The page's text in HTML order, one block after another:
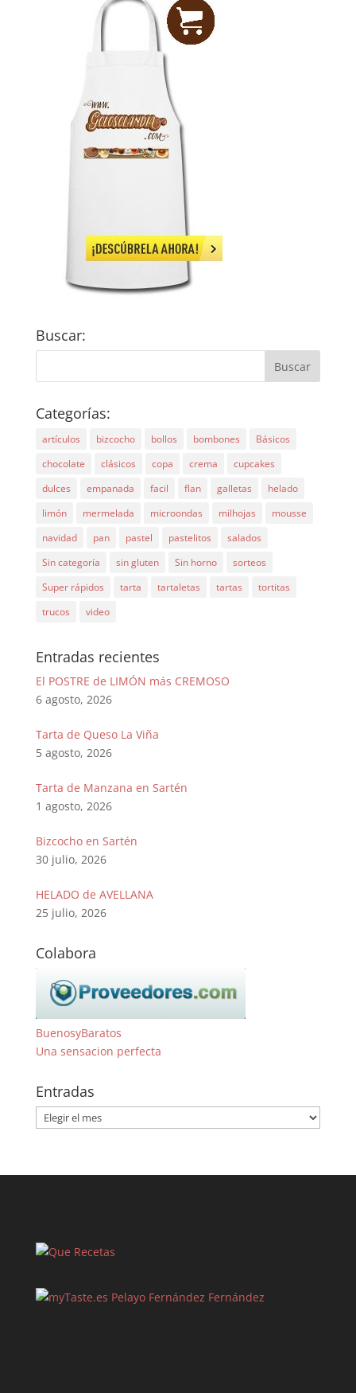
Buscar:
Categorías:
artículos bizcocho bollos bombones
Básicos
chocolate
clásicos copa crema
cupcakes
dulces
empanada facil flan galletas
helado
limón
mermelada microondas milhojas
mousse
navidad
pan pastel pastelitos
salados
Sin categoría
sin gluten Sin horno
sorteos
Super rápidos
tarta tartaletas tartas
tortitas
trucos
video
Entradas recientes
El POSTRE de LIMÓN más CREMOSO
6 agosto, 2026
Tarta de Queso La Viña
5 agosto, 2026
Tarta de Manzana en Sartén
1 agosto, 2026
Bizcocho en Sartén
30 julio, 2026
HELADO de AVELLANA
25 julio, 2026
Colabora
BuenosyBaratos
Una sensacion perfecta
Entradas
Entradas
Pelayo Fernández Fernández